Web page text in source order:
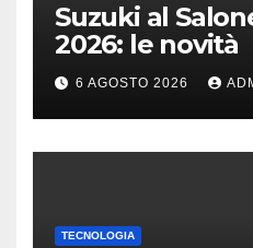
Suzuki al
2026: le novità
6 AGOSTO 2026
TECNOLOGIA